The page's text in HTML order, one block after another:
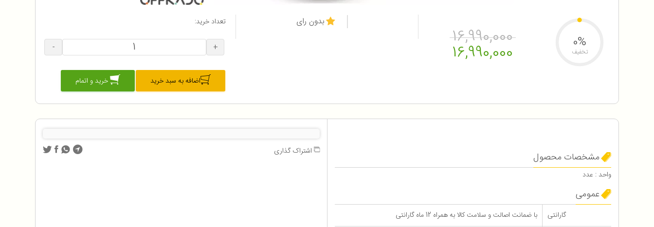
16,990,000
16,990,000 0%
تخفیف
بدون رای تعداد خرید:
+
-
اضافه به سبد خرید خرید و اتمام
مشخصات محصول
واحد : عدد
عمومی
گارانتی
با ضمانت اصالت و سلامت کالا به همراه 12 ماه گارانتی
اشتراک گذاری